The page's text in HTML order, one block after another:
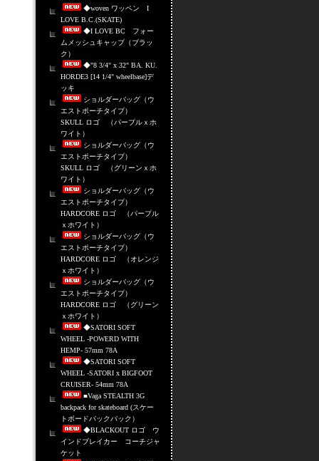
◆woven ワッペン I
LOVE B.C.(SKATE)
◆I LOVE BC フォー
ムメッシュキャップ（ブラッ
ク）
◆"8 3/4" x 32" BA. KU.
HORDE3 [14 1/4" wheelbase]デ
ッキ
ショルダーバッグ（ウ
エストポーチタイプ）
SKULL ロゴ （パープルｘホ
ワイト）
ショルダーバッグ（ウ
エストポーチタイプ）
SKULL ロゴ （グリーンｘホ
ワイト）
ショルダーバッグ（ウ
エストポーチタイプ）
HARDCORE ロゴ （パープル
ｘホワイト）
ショルダーバッグ（ウ
エストポーチタイプ）
HARDCORE ロゴ （オレンジ
ｘホワイト）
ショルダーバッグ（ウ
エストポーチタイプ）
HARDCORE ロゴ （グリーン
ｘホワイト）
◆SATORI SOFT
WHEEL -POWERD WITH
HEMP- 57mm 78A
◆SATORI SOFT
WHEEL -SATORI x BIGFOOT
CRUISER- 54mm 78A
■Vaga STEALTH 3G
backpack for skateboard (スケー
トボードバックパック）
◆BLACKOUT ロゴ ウ
インドブレイカー コーチジャ
ケット